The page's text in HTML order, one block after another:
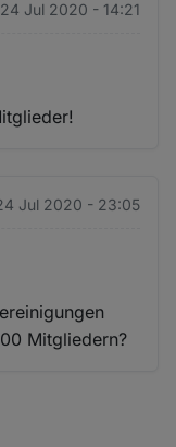
Jul 2020 - 14:21
Jul 2020 - 23:05
Mitgliedern?